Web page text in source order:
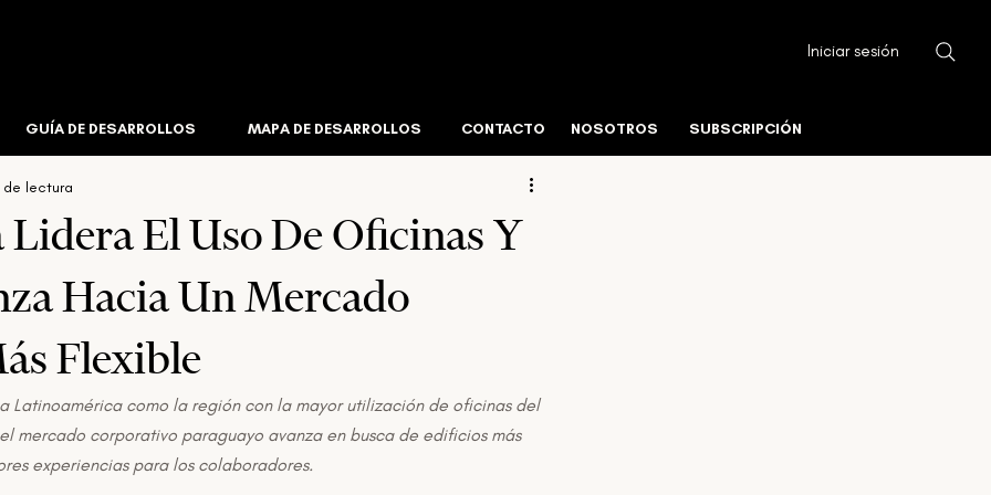
Iniciar sesión
Corporativo Industrial & Logistico
El Uso De Oficinas Y
Hacia Un Mercado
Flexible
lectura
Latinoamérica como la región con la mayor utilización de oficinas del
mercado corporativo paraguayo avanza en busca de edificios más
experiencias para los colaboradores.
GUÍA DE DESARROLLOS MAPA DE DESARROLLOS CONTACTO NOSOTROS SUBSCRIPCIÓN